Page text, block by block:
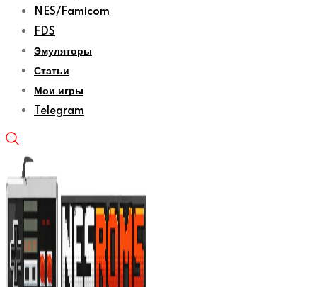
NES/Famicom
FDS
Эмуляторы
Статьи
Мои игры
Telegram